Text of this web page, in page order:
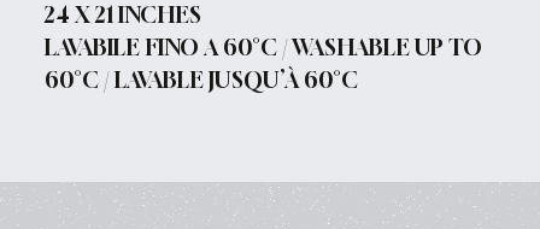
24 X 21 INCHES
LAVABILE FINO A 60°C / WASHABLE UP TO
60°C / LAVABLE JUSQU’À 60°C